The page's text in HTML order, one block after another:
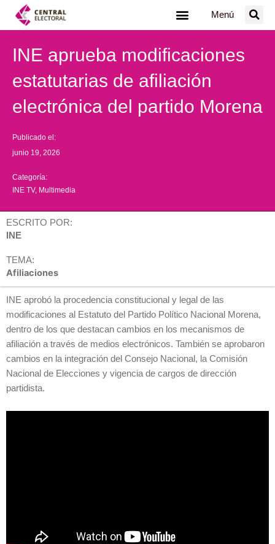
Menú
INE aprueba modificaciones
estatutarias de afiliación
electrónica del partido Morena
Publicado el:
junio 19, 2026
Categoría:
INE TV, Multimedia
ESCRITO POR:
INE
TEMA:
Afiliaciones
INE aprobó la procedencia constitucional y legal de las
modificaciones al Estatuto del Partido Político Nacional Morena,
dentro de los que destacan cambios en los mecanismos de
afiliación a través de medios electrónicos. También se aprobaron
cambios en la integración del Consejo Nacional, la Comisión
Nacional de Elecciones y vigencia de cargos de dirección
partidista.